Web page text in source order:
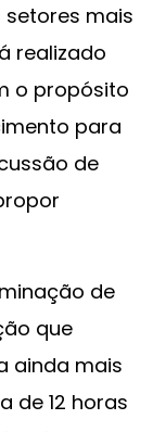
mais
realizado
o propósito
para
de
de
que
ainda mais
de 12 horas